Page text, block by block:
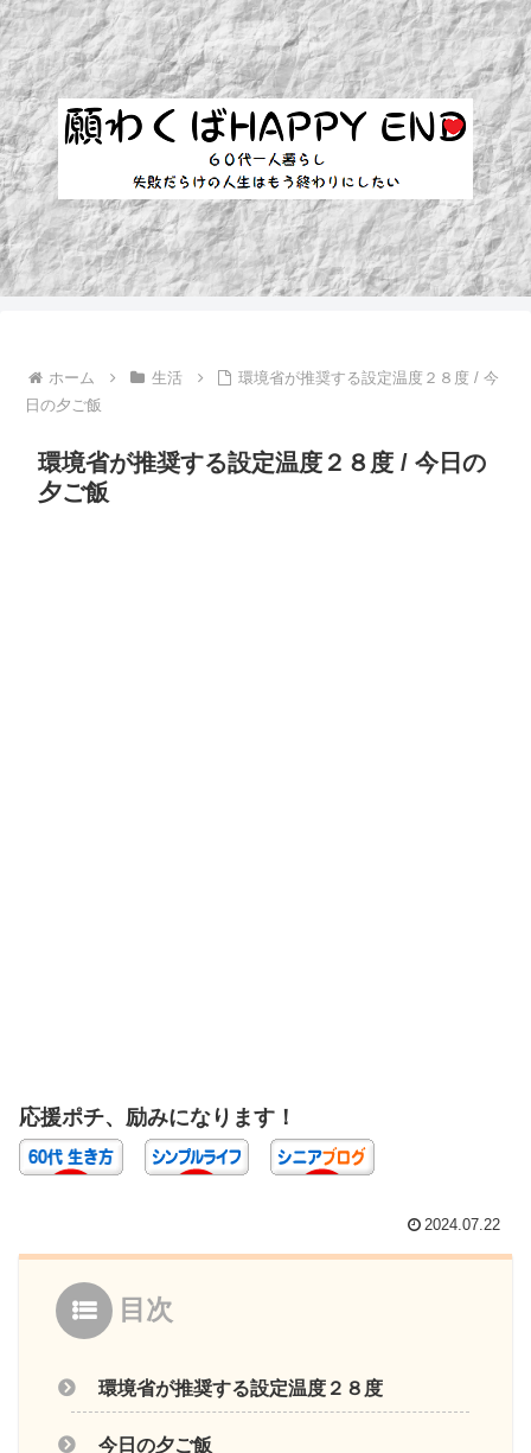
ホーム 生活
環境省が推奨する設定温度２８度 / 今
日の夕ご飯
環境省が推奨する設定温度２８度 / 今日の
夕ご飯
応援ポチ、励みになります！
2024.07.22
目次
環境省が推奨する設定温度２８度
今日の夕ご飯